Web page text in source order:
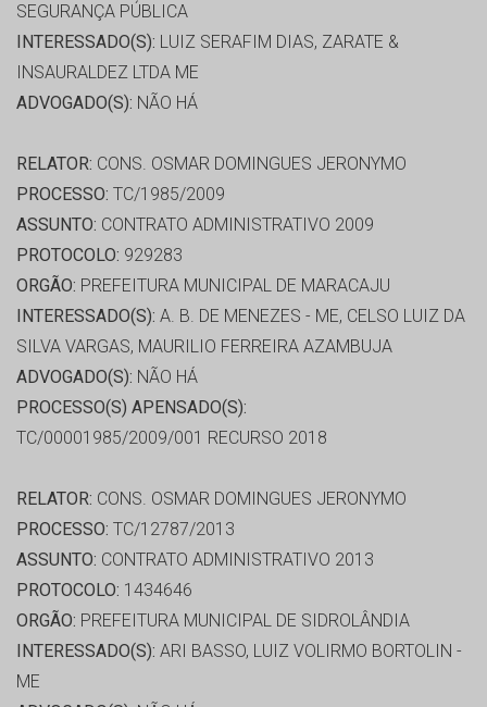
SEGURANÇA PÚBLICA
INTERESSADO(S): LUIZ SERAFIM DIAS, ZARATE &
INSAURALDEZ LTDA ME
ADVOGADO(S): NÃO HÁ
RELATOR: CONS. OSMAR DOMINGUES JERONYMO
PROCESSO: TC/1985/2009
ASSUNTO: CONTRATO ADMINISTRATIVO 2009
PROTOCOLO: 929283
ORGÃO: PREFEITURA MUNICIPAL DE MARACAJU
INTERESSADO(S): A. B. DE MENEZES - ME, CELSO LUIZ DA
SILVA VARGAS, MAURILIO FERREIRA AZAMBUJA
ADVOGADO(S): NÃO HÁ
PROCESSO(S) APENSADO(S):
TC/00001985/2009/001 RECURSO 2018
RELATOR: CONS. OSMAR DOMINGUES JERONYMO
PROCESSO: TC/12787/2013
ASSUNTO: CONTRATO ADMINISTRATIVO 2013
PROTOCOLO: 1434646
ORGÃO: PREFEITURA MUNICIPAL DE SIDROLÂNDIA
INTERESSADO(S): ARI BASSO, LUIZ VOLIRMO BORTOLIN -
ME